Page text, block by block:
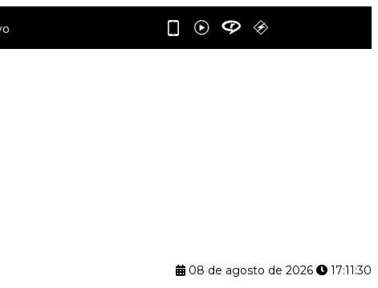
08 de agosto de 2026 17:11:30